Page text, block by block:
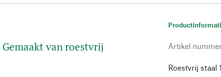
van roestvrij
Artikel
Roestvrij staal